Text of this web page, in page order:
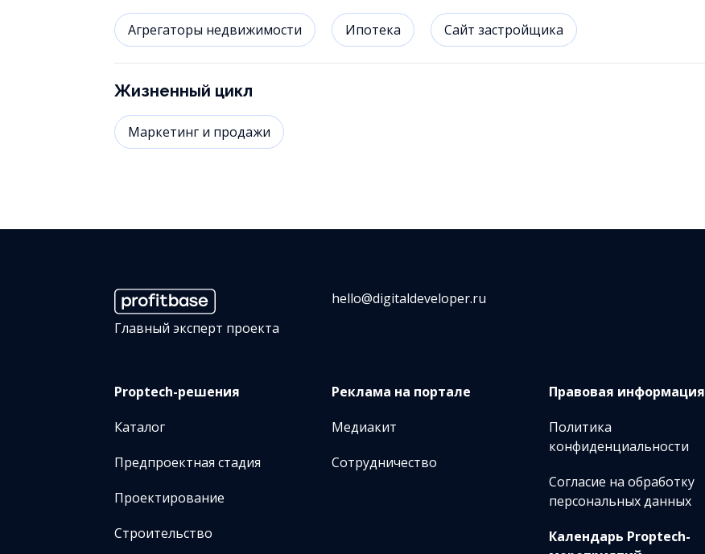
Агрегаторы недвижимости Ипотека Сайт застройщика
Жизненный цикл
Маркетинг и продажи
Главный эксперт проекта
hello@digitaldeveloper.ru
Proptech-решения
Каталог
Предпроектная стадия
Проектирование
Строительство
Реклама на портале
Медиакит
Сотрудничество
Правовая информация
Политика
конфиденциальности
Согласие на обработку
персональных данных
Календарь Proptech-